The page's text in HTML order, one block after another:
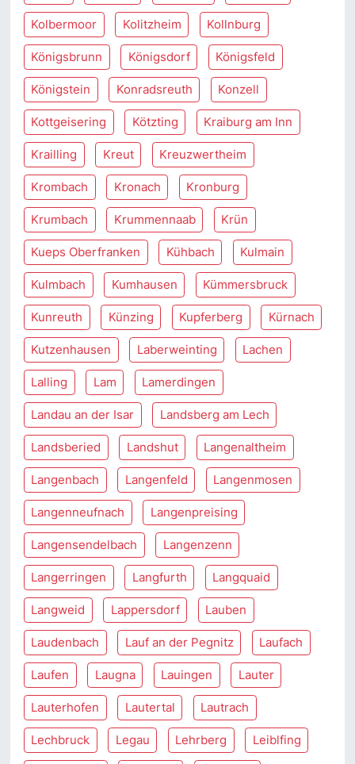
Kolbermoor Kolitzheim Kollnburg
Königsbrunn Königsdorf Königsfeld
Königstein Konradsreuth Konzell
Kottgeisering Kötzting Kraiburg am Inn
Krailling Kreut Kreuzwertheim
Krombach Kronach Kronburg
Krumbach Krummennaab Krün
Kueps Oberfranken Kühbach Kulmain
Kulmbach Kumhausen Kümmersbruck
Kunreuth Künzing Kupferberg Kürnach
Kutzenhausen Laberweinting Lachen
Lalling Lam Lamerdingen
Landau an der Isar Landsberg am Lech
Landsberied Landshut Langenaltheim
Langenbach Langenfeld Langenmosen
Langenneufnach Langenpreising
Langensendelbach Langenzenn
Langerringen Langfurth Langquaid
Langweid Lappersdorf Lauben
Laudenbach Lauf an der Pegnitz Laufach
Laufen Laugna Lauingen Lauter
Lauterhofen Lautertal Lautrach
Lechbruck Legau Lehrberg Leiblfing